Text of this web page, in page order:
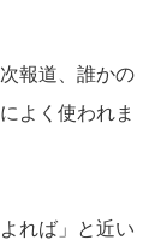
報道、誰かの
よく使われま
れば」と近い